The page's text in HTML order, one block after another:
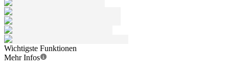
Wichtigste Funktionen
Mehr Infos